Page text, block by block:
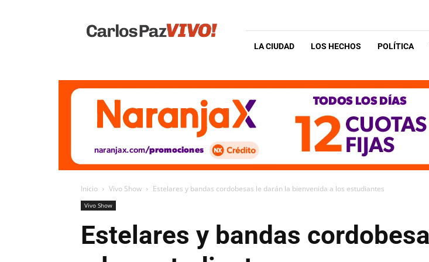
Vivo
LA CIUDAD LOS HECHOS POLÍTICA
Inicio Vivo Show Estelares y bandas cordobesas le darán la bienvenida a los estudiantes
Vivo Show
Estelares y bandas